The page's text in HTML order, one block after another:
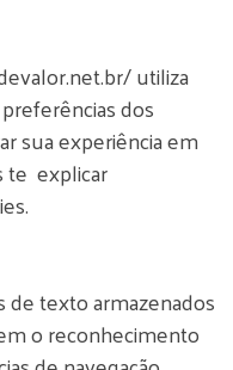
utiliza
dos
sua experiência em
te explicar
de texto armazenados
o reconhecimento